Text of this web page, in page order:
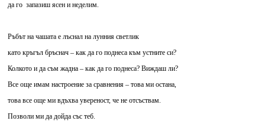
да го запазиш ясен и неделим.
Ръбът на чашата е лъснал на лунния светлик
като кръгъл бръснач – как да го поднеса към устните си?
Колкото и да съм жадна – как да го поднеса? Виждаш ли?
Все още имам настроение за сравнения – това ми остана,
това все още ми вдъхва увереност, че не отсъствам.
Позволи ми да дойда със теб.